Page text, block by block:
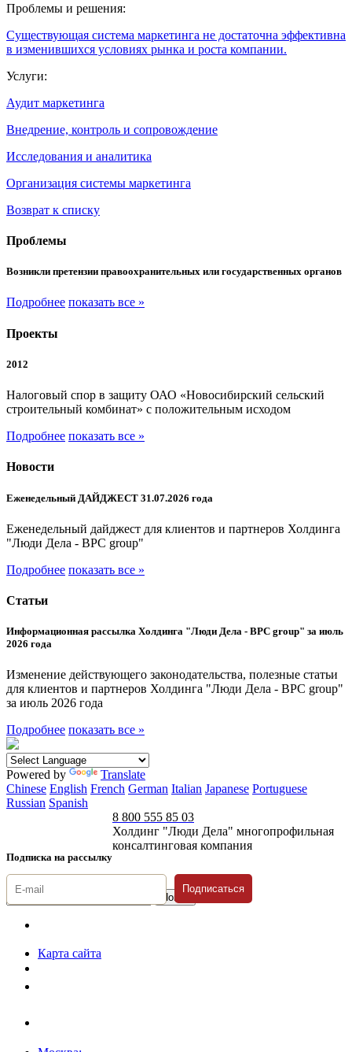
Проблемы и решения:
Существующая система маркетинга не достаточна эффективна
в изменившихся условиях рынка и роста компании.
Услуги:
Аудит маркетинга
Внедрение, контроль и сопровождение
Исследования и аналитика
Организация системы маркетинга
Возврат к списку
Проблемы
Возникли претензии правоохранительных или государственных органов
Подробнее показать все »
Проекты
2012
Налоговый спор в защиту ОАО «Новосибирский сельский
строительный комбинат» с положительным исходом
Подробнее показать все »
Новости
Еженедельный ДАЙДЖЕСТ 31.07.2026 года
Еженедельный дайджест для клиентов и партнеров Холдинга
"Люди Дела - BPC group"
Подробнее показать все »
Статьи
Информационная рассылка Холдинга "Люди Дела - BPC group" за июль
2026 года
Изменение действующего законодательства, полезные статьи
для клиентов и партнеров Холдинга "Люди Дела - BPC group"
за июль 2026 года
Подробнее показать все »
Powered by
Translate
Chinese English French German Italian Japanese Portuguese
Russian Spanish
Подписка на рассылку
8 800 555 85 03
Холдинг "Люди Дела" многопрофильная
консалтинговая компания
Подписаться
Карта сайта